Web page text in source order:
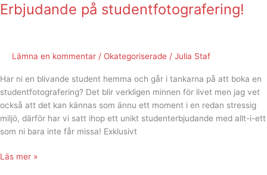
Erbjudande på studentfotografering!
Lämna en kommentar / Okategoriserade / Julia Staf
Har ni en blivande student hemma och går i tankarna på att boka en
studentfotografering? Det blir verkligen minnen för livet men jag vet
också att det kan kännas som ännu ett moment i en redan stressig
miljö, därför har vi satt ihop ett unikt studenterbjudande med allt-i-ett
som ni bara inte får missa! Exklusivt
Läs mer »